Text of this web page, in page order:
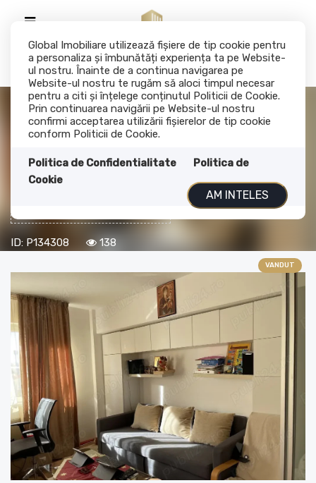
Global Imobiliare utilizează fişiere de tip cookie pentru
a personaliza și îmbunătăți experiența ta pe Website-
ul nostru. Înainte de a continua navigarea pe
Website-ul nostru te rugăm să aloci timpul necesar
pentru a citi și înțelege conținutul Politicii de Cookie.
Prin continuarea navigării pe Website-ul nostru
confirmi acceptarea utilizării fişierelor de tip cookie
conform Politicii de Cookie.
Politica de Confidentialitate
Politica de
Cookie
AM INTELES
Acest anunt nu mai este activ !
2 camere, 50 mp, zona str.Buna Ziua,
cartier Buna-Ziua
199.000€
ID: P134308 138
VANDUT